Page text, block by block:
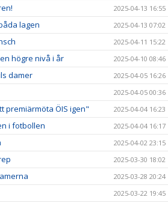
2025-04-13 16:55
lagen 2025-04-13 07:02
2025-04-11 15:22
högre nivå i år 2025-04-10 08:46
damer 2025-04-05 16:26
2025-04-05 00:36
premiärmöta ÖIS igen" 2025-04-04 16:23
i fotbollen 2025-04-04 16:17
2025-04-02 23:15
2025-03-30 18:02
2025-03-28 20:24
2025-03-22 19:45